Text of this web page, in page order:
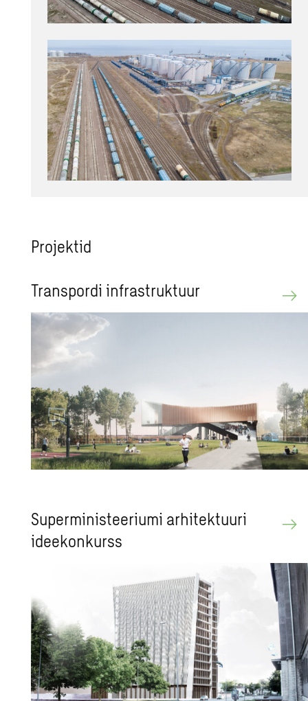
Projektid
Transpordi infrastruktuur
Superministeeriumi arhitektuuri
ideekonkurss